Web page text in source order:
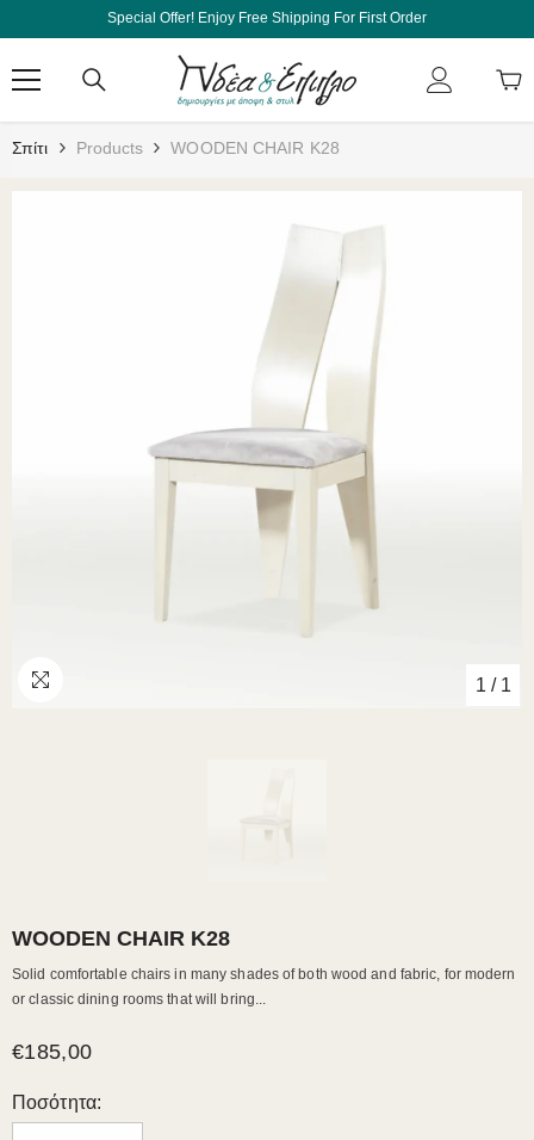
Μετάβαση Στο Περιεχόμενο
Special Offer! Enjoy Free Shipping For First Order
Σπίτι Products WOODEN CHAIR K28
1 / 1
WOODEN CHAIR K28
Solid comfortable chairs in many shades of both wood and fabric, for modern
or classic dining rooms that will bring...
€185,00
Ποσότητα: